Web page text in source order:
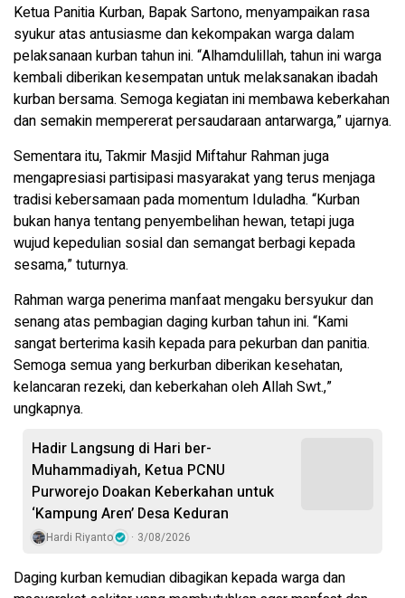
Ketua Panitia Kurban, Bapak Sartono, menyampaikan rasa
syukur atas antusiasme dan kekompakan warga dalam
pelaksanaan kurban tahun ini. “Alhamdulillah, tahun ini warga
kembali diberikan kesempatan untuk melaksanakan ibadah
kurban bersama. Semoga kegiatan ini membawa keberkahan
dan semakin mempererat persaudaraan antarwarga,” ujarnya.
Sementara itu, Takmir Masjid Miftahur Rahman juga
mengapresiasi partisipasi masyarakat yang terus menjaga
tradisi kebersamaan pada momentum Iduladha. “Kurban
bukan hanya tentang penyembelihan hewan, tetapi juga
wujud kepedulian sosial dan semangat berbagi kepada
sesama,” tuturnya.
Rahman warga penerima manfaat mengaku bersyukur dan
senang atas pembagian daging kurban tahun ini. “Kami
sangat berterima kasih kepada para pekurban dan panitia.
Semoga semua yang berkurban diberikan kesehatan,
kelancaran rezeki, dan keberkahan oleh Allah Swt.,”
ungkapnya.
Hadir Langsung di Hari ber-
Muhammadiyah, Ketua PCNU
Purworejo Doakan Keberkahan untuk
‘Kampung Aren’ Desa Keduran
Hardi Riyanto 3/08/2026
Daging kurban kemudian dibagikan kepada warga dan